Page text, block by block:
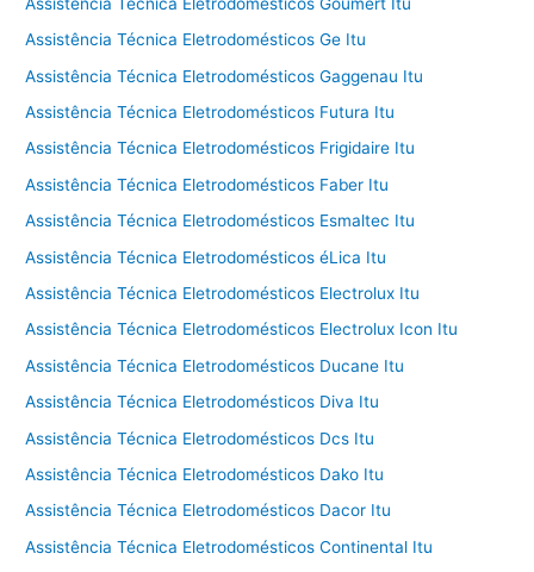
Assistência Técnica Eletrodomésticos Ge Itu
Assistência Técnica Eletrodomésticos Gaggenau Itu
Assistência Técnica Eletrodomésticos Futura Itu
Assistência Técnica Eletrodomésticos Frigidaire Itu
Assistência Técnica Eletrodomésticos Faber Itu
Assistência Técnica Eletrodomésticos Esmaltec Itu
Assistência Técnica Eletrodomésticos éLica Itu
Assistência Técnica Eletrodomésticos Electrolux Itu
Assistência Técnica Eletrodomésticos Electrolux Icon Itu
Assistência Técnica Eletrodomésticos Ducane Itu
Assistência Técnica Eletrodomésticos Diva Itu
Assistência Técnica Eletrodomésticos Dcs Itu
Assistência Técnica Eletrodomésticos Dako Itu
Assistência Técnica Eletrodomésticos Dacor Itu
Assistência Técnica Eletrodomésticos Continental Itu